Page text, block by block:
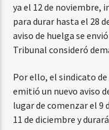
ya el 12 de noviembre,
para durar hasta el 28
aviso de huelga se
Tribunal consideró
Por ello, el sindicato
emitió un nuevo aviso
lugar de comenzar el 9
11 de diciembre y